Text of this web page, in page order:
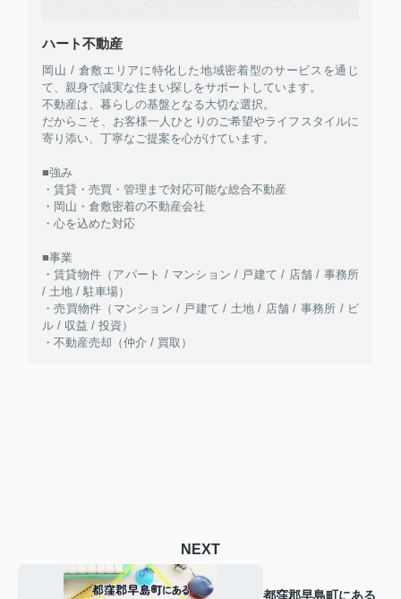
ハート不動産
岡山 / 倉敷エリアに特化した地域密着型のサービスを通じ
て、親身で誠実な住まい探しをサポートしています。
不動産は、暮らしの基盤となる大切な選択。
だからこそ、お客様一人ひとりのご希望やライフスタイルに
寄り添い、丁寧なご提案を心がけています。
■強み
・賃貸・売買・管理まで対応可能な総合不動産
・岡山・倉敷密着の不動産会社
・心を込めた対応
■事業
・賃貸物件（アパート / マンション / 戸建て / 店舗 / 事務所
/ 土地 / 駐車場）
・売買物件（マンション / 戸建て / 土地 / 店舗 / 事務所 / ビ
ル / 収益 / 投資）
・不動産売却（仲介 / 買取）
NEXT
都窪郡早島町にある